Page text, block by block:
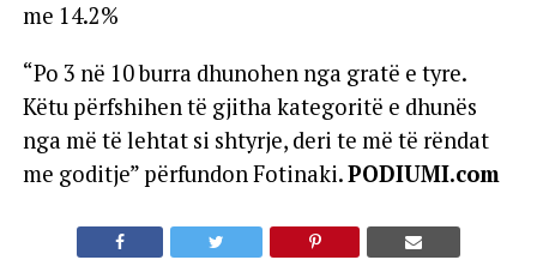
me 14.2%
“Po 3 në 10 burra dhunohen nga gratë e tyre.
Këtu përfshihen të gjitha kategoritë e dhunës
nga më të lehtat si shtyrje, deri te më të rëndat
me goditje” përfundon Fotinaki.PODIUMI.com